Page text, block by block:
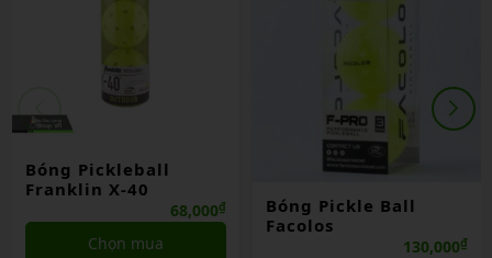
Bóng Pickleball
Franklin X-40
68,000₫
Chọn mua
Bóng Pickle Ball
Facolos
130,000₫